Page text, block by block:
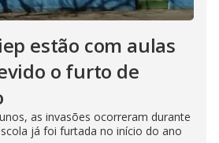
estão com aulas
o furto de
as invasões ocorreram durante
já foi furtada no início do ano